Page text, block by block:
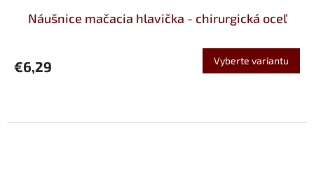
Náušnice mačacia hlavička - chirurgická oceľ
€6,29 Vyberte variantu